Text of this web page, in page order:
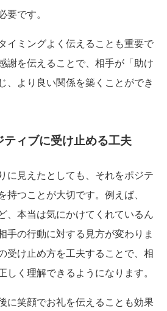
要です。
イミングよく伝えることも重要で
謝を伝えることで、相手が「助け
、より良い関係を築くことができ
ティブに受け止める工夫
に見えたとしても、それをポジテ
持つことが大切です。例えば、
、本当は気にかけてくれているん
手の行動に対する見方が変わりま
受け止め方を工夫することで、相
しく理解できるようになります。
に笑顔でお礼を伝えることも効果